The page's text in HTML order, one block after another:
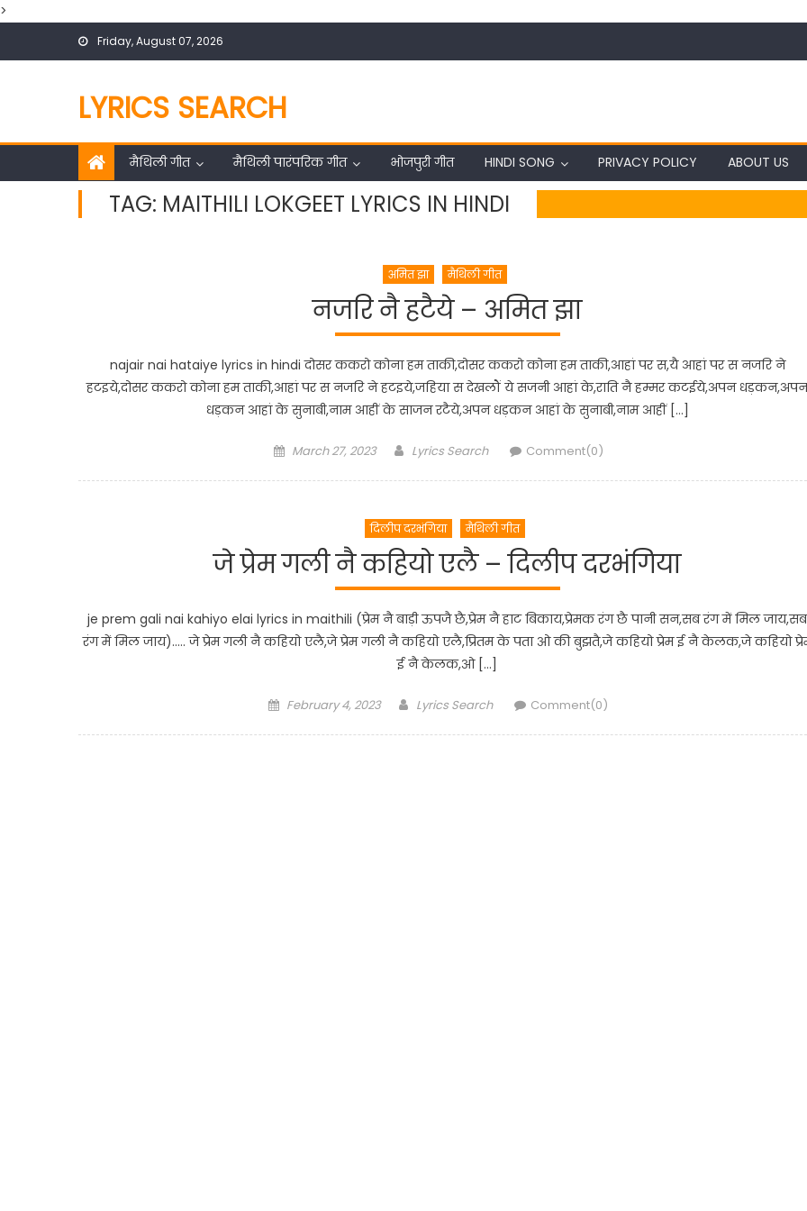
>
Friday, August 07, 2026
LYRICS SEARCH
मैथिली गीत मैथिली पारंपरिक गीत भोजपुरी गीत HINDI SONG PRIVACY POLICY ABOUT US
TAG: MAITHILI LOKGEET LYRICS IN HINDI
अमित झा मैथिली गीत
नजरि नै हटैये – अमित झा
najair nai hataiye lyrics in hindi दोसर ककरो कोना हम ताकी,दोसर ककरो कोना हम ताकी,आहां पर स,यै आहां पर स नजरि ने
हटइये,दोसर ककरो कोना हम ताकी,आहां पर स नजरि ने हटइये,जहिया स देखलौं ये सजनी आहां के,राति नै हम्मर कटईये,अपन धड़कन,अपन
धड़कन आहां के सुनाबी,नाम आहीं के साजन रटैये,अपन धड़कन आहां के सुनाबी,नाम आहीं […]
Posted
March 27, 2023 Author
Lyrics Search Comment(0)
दिलीप दरभंगिया मैथिली गीत
जे प्रेम गली नै कहियो एलै – दिलीप दरभंगिया
je prem gali nai kahiyo elai lyrics in maithili (प्रेम नै बाड़ी ऊपजै छै,प्रेम नै हाट बिकाय,प्रेमक रंग छै पानी सन,सब रंग में मिल जाय,सब
रंग में मिल जाय)….. जे प्रेम गली नै कहियो एलै,जे प्रेम गली नै कहियो एलै,प्रितम के पता ओ की बुझतै,जे कहियो प्रेम ई नै केलक,जे कहियो
ई नै केलक,ओ […]
Posted
February 4, 2023 Author
Lyrics Search Comment(0)